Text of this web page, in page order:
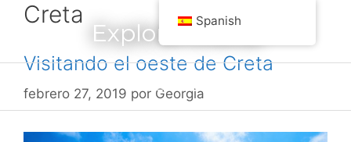
saltar
Explora Grecia
Menú
Creta
Visitando el oeste de Creta
febrero 27, 2019 por Georgia
Spanish